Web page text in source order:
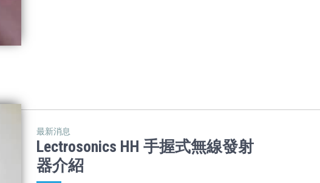
最新消息
Lectrosonics HH 手握式無線發射
器介紹